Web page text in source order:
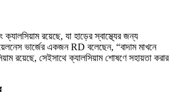
ক্যালসিয়াম রয়েছে, যা হাড়ের স্বাস্থ্যের জন্য
ভার্জের একজন RD বলেছেন, “বাদাম মাখনে
রয়েছে, সেইসাথে ক্যালসিয়াম শোষণে সহায়তা করার